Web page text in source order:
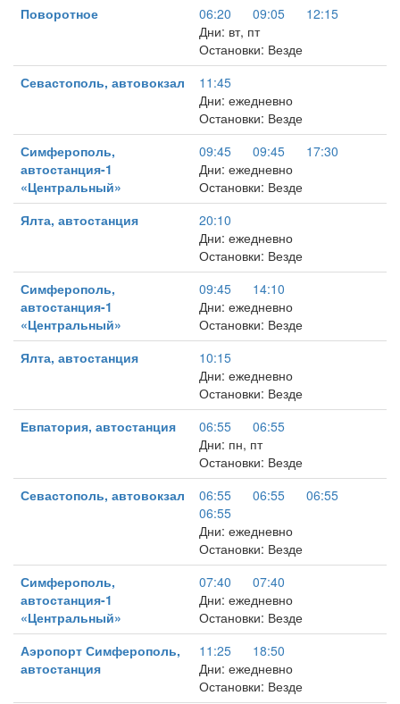
Поворотное
06:20 09:05
12:15
Дни: вт, пт
Остановки: Везде
Севастополь, автовокзал
11:45
Дни: ежедневно
Остановки: Везде
Симферополь,
автостанция-1
«Центральный»
09:45 09:45
17:30
Дни: ежедневно
Остановки: Везде
Ялта, автостанция
20:10
Дни: ежедневно
Остановки: Везде
Симферополь,
автостанция-1
«Центральный»
09:45
14:10
Дни: ежедневно
Остановки: Везде
Ялта, автостанция
10:15
Дни: ежедневно
Остановки: Везде
Евпатория, автостанция
06:55
06:55
Дни: пн, пт
Остановки: Везде
Севастополь, автовокзал
06:55 06:55
06:55
06:55
Дни: ежедневно
Остановки: Везде
Симферополь,
автостанция-1
«Центральный»
07:40
07:40
Дни: ежедневно
Остановки: Везде
Аэропорт Симферополь,
автостанция
11:25
18:50
Дни: ежедневно
Остановки: Везде